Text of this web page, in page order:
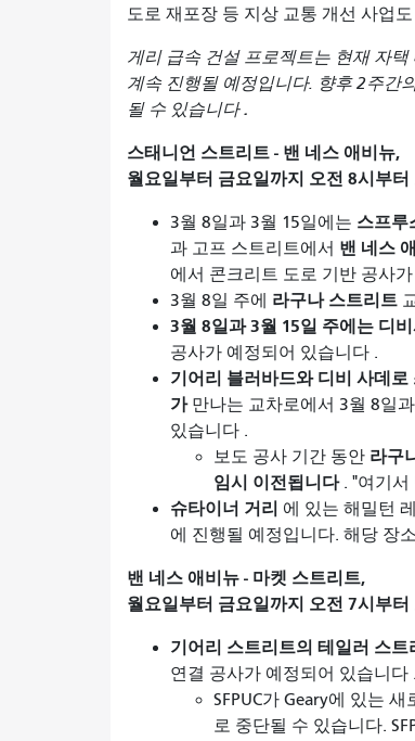
도로 재포장 등 지상 교통 개선 사업
게리 급속 건설 ​​프로젝트는 현재 자
계속 진행될 예정입니다. 향후 2주간
될 수 있습니다.
스태니언 스트리트 - 밴 네스 애비뉴,
월요일부터 금요일까지 오전 8시부
3월 8일과 3월 15일에는 스프루
과 고프 스트리트에서 밴 네스
에서 콘크리트 도로 기반 공사
3월 8일 주에 라구나 스트리트
3월 8일과 3월 15일 주에는 디
공사가 예정되어 있습니다 .
기어리 블러바드와 디비 사데로
가만나는 교차로에서 3월 8일
있습니다 .
보도 공사 기간 동안 라구
임시 이전됩니다. "여기서
슈타이너 거리 에 있는 해밀턴
에 진행될 예정입니다. 해당 장
밴 네스 애비뉴 - 마켓 스트리트,
월요일부터 금요일까지 오전 7시부
기어리 스트리트의 테일러 스
연결 공사가 예정되어 있습니다 .
SFPUC가 Geary에 있는
로 중단될 수 있습니다.